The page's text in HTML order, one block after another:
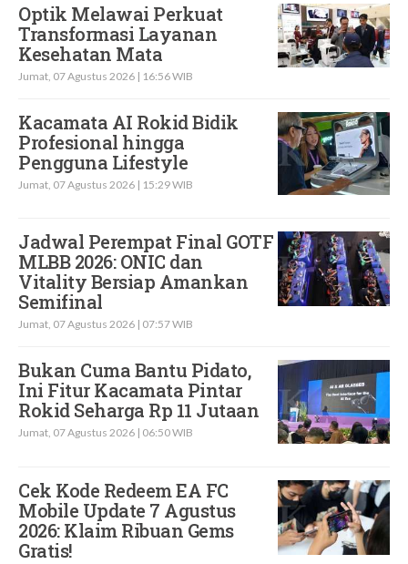
Optik Melawai Perkuat
Transformasi Layanan
Kesehatan Mata
Jumat, 07 Agustus 2026 | 16:56 WIB
Kacamata AI Rokid Bidik
Profesional hingga
Pengguna Lifestyle
Jumat, 07 Agustus 2026 | 15:29 WIB
Jadwal Perempat Final GOTF
MLBB 2026: ONIC dan
Vitality Bersiap Amankan
Semifinal
Jumat, 07 Agustus 2026 | 07:57 WIB
Bukan Cuma Bantu Pidato,
Ini Fitur Kacamata Pintar
Rokid Seharga Rp 11 Jutaan
Jumat, 07 Agustus 2026 | 06:50 WIB
Cek Kode Redeem EA FC
Mobile Update 7 Agustus
2026: Klaim Ribuan Gems
Gratis!